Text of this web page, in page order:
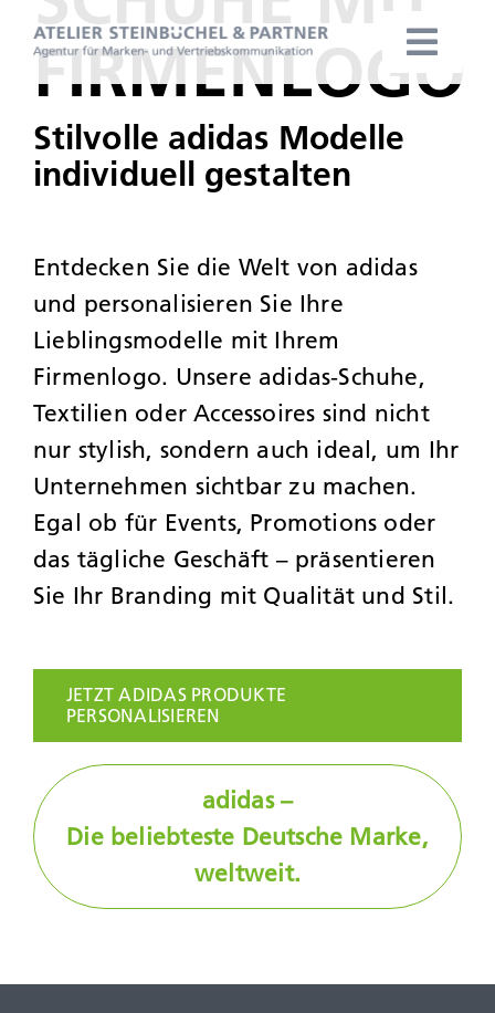
Zum
Inhalt
springen
KUNDEN
JOBS
FIRMENLOGO
Stilvolle adidas Modelle
individuell gestalten
Entdecken Sie die Welt von adidas
und personalisieren Sie Ihre
Lieblingsmodelle mit Ihrem
Firmenlogo. Unsere adidas-Schuhe,
Textilien oder Accessoires sind nicht
nur stylish, sondern auch ideal, um Ihr
Unternehmen sichtbar zu machen.
Egal ob für Events, Promotions oder
das tägliche Geschäft – präsentieren
Sie Ihr Branding mit Qualität und Stil.
JETZT ADIDAS PRODUKTE
PERSONALISIEREN
adidas –
Die beliebteste Deutsche Marke,
weltweit.